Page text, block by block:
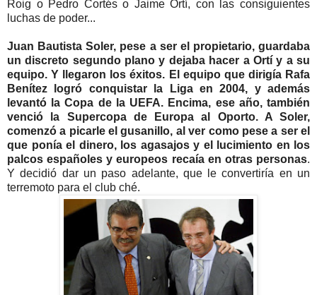
Roig o Pedro Cortés o Jaime Ortí, con las consiguientes
luchas de poder...
Juan Bautista Soler, pese a ser el propietario, guardaba
un discreto segundo plano y dejaba hacer a Ortí y a su
equipo. Y llegaron los éxitos. El equipo que dirigía Rafa
Benítez logró conquistar la Liga en 2004, y además
levantó la Copa de la UEFA. Encima, ese año, también
venció la Supercopa de Europa al Oporto. A Soler,
comenzó a picarle el gusanillo, al ver como pese a ser el
que ponía el dinero, los agasajos y el lucimiento en los
palcos españoles y europeos recaía en otras personas.
Y decidió dar un paso adelante, que le convertiría en un
terremoto para el club ché.